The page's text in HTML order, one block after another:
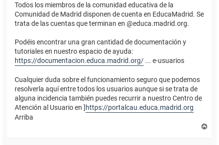
Todos los miembros de la comunidad educativa de la
Comunidad de Madrid disponen de cuenta en EducaMadrid. Se
trata de las cuentas que terminan en @educa.madrid.org.
Podéis encontrar una gran cantidad de documentación y
tutoriales en nuestro espacio de ayuda:
https://documentacion.educa.madrid.org/ ... e-usuarios
Cualquier duda sobre el funcionamiento seguro que podemos
resolverla aquí entre todos los usuarios aunque si se trata de
alguna incidencia también puedes recurrir a nuestro Centro de
Atención al Usuario en ] https://portalcau.educa.madrid.org
Arriba